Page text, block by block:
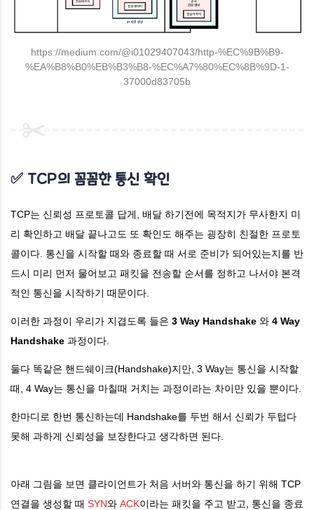
https://medium.com/@i01029407043/http-%EC%9B%B9-
%EA%B8%B0%EB%B3%B8-%EC%A7%80%EC%8B%9D-1-
37000d83705b
✅ TCP의 꼼꼼한 통신 확인
TCP는 신뢰성 프로토콜 답게, 배달 하기전에 목적지가 무사한지 미
리 확인하고 배달 끝나고도 또 확인도 해주는 굉장히 친절한 프로토
콜이다. 통신을 시작할 때와 종료할 때 서로 준비가 되어있는지를 반
드시 미리 먼저 물어보고 패킷을 전송할 순서를 정하고 나서야 본격
적인 통신을 시작하기 때문이다.
이러한 과정이 우리가 지겹도록 들은 3 Way Handshake 와 4 Way
Handshake 과정이다.
둘다 똑같은 핸드쉐이크(Handshake)지만, 3 Way는 통신을 시작할
때, 4 Way는 통신을 마칠때 거치는 과정이라는 차이만 있을 뿐이다.
한마디로 한번 통신하는데 Handshake를 두번 해서 신뢰가 두텁다
못해 과하게 신뢰성을 보장한다고 생각하면 된다.
아래 그림을 보면 클라이언트가 처음 서버와 통신을 하기 위해 TCP
연결을 생성할 때 SYN와 ACK이라는 패킷을 주고 받고, 통신을 종료